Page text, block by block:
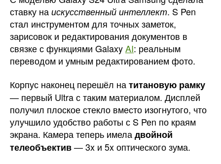
ставку на искусственный интеллект. S Pen
стал инструментом для точных заметок,
зарисовок и редактирования документов в
связке с функциями GalaxyAI: реальным
переводом и умным редактированием фото.
Корпус наконец перешёл натитановую рамку
— первый Ultra с таким материалом. Дисплей
получил плоское стекло вместо изогнутого, что
улучшило удобство работы с S Pen по краям
экрана. Камера теперь имеладвойной
телеобъектив— 3x и 5x оптического зума.